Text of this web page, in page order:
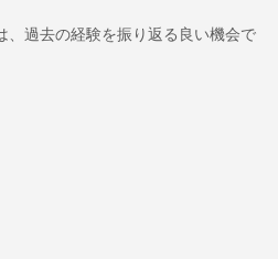
、過去の経験を振り返る良い機会で